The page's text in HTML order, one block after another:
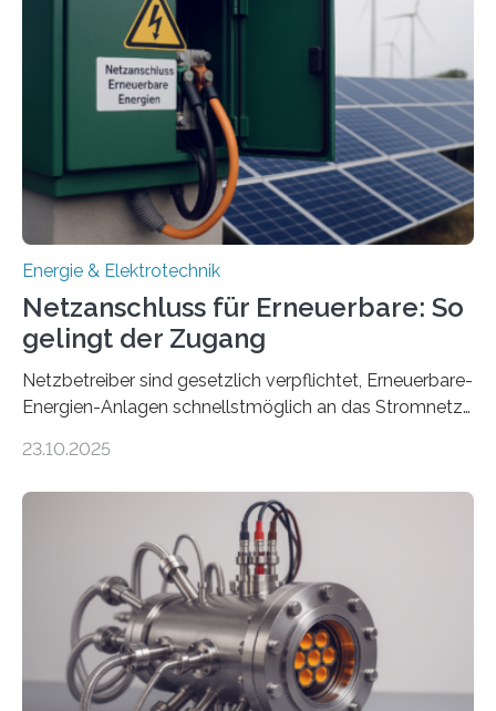
Konzepten zur langfristigen Energiespeicherung in
sektorübergreifend vernetzten Energiesystemen. Das
Projekt startete am 15. Oktober 2025, hat eine Laufzeit
von drei Jahren und ein Gesamtvolumen von rund 2,9
Millionen Euro, wovon 2,6 Millionen Euro durch das
Ministerium für Umwelt, Klima und…
Energie & Elektrotechnik
Netzanschluss für Erneuerbare: So
gelingt der Zugang
Netzbetreiber sind gesetzlich verpflichtet, Erneuerbare-
Energien-Anlagen schnellstmöglich an das Stromnetz
ermöglichen. Doch der dafür nötige Netzausbau hinkt
einem „Anschlussstau“. Die Stiftung
Umweltenergierecht hat den Rechtsrahmen in einem
neuen Bericht für die Praxis eingeordnet – inklusive der
Rolle von flexiblen Netzanschlussvereinbarungen. Der
Netzanschluss von Erneuerbare-Energien-Anlagen
(EE-Anlagen) ist entscheidend für die Energiewende.
Denn ohne Anschluss an das Netz kann kein Strom
eingespeist werden. Nach dem Erneuerbare-Energien-
23.10.2025